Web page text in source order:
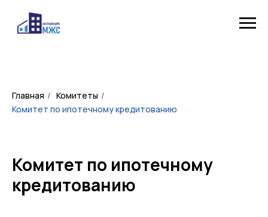
Главная / Комитеты /
Комитет по ипотечному кредитованию
Комитет по ипотечному
кредитованию